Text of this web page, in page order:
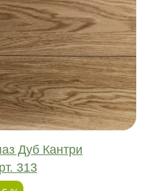
Дуб Кантри
313